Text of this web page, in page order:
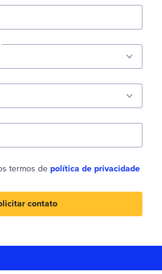
termos de política de privacidade
contato